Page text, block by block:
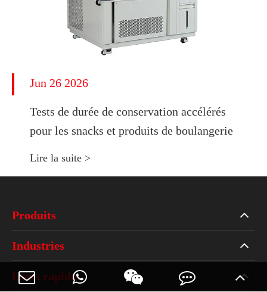
Jun 26 2026
Tests de durée de conservation accélérés
pour les snacks et produits de boulangerie
Lire la suite >
Produits
Industries
Liens rapides